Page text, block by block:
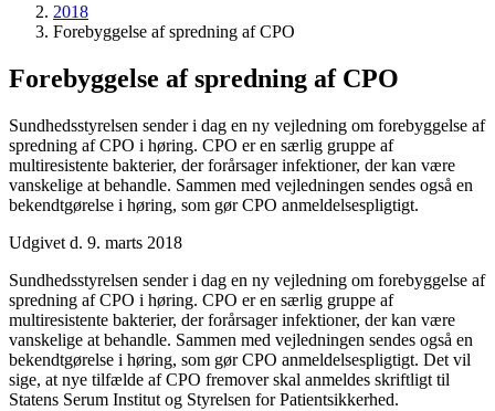
2018
Forebyggelse af spredning af CPO
Forebyggelse af spredning af CPO
Sundhedsstyrelsen sender i dag en ny vejledning om forebyggelse af
spredning af CPO i høring. CPO er en særlig gruppe af
multiresistente bakterier, der forårsager infektioner, der kan være
vanskelige at behandle. Sammen med vejledningen sendes også en
bekendtgørelse i høring, som gør CPO anmeldelsespligtigt.
Udgivet d. 9. marts 2018
Sundhedsstyrelsen sender i dag en ny vejledning om forebyggelse af
spredning af CPO i høring. CPO er en særlig gruppe af
multiresistente bakterier, der forårsager infektioner, der kan være
vanskelige at behandle. Sammen med vejledningen sendes også en
bekendtgørelse i høring, som gør CPO anmeldelsespligtigt. Det vil
sige, at nye tilfælde af CPO fremover skal anmeldes skriftligt til
Statens Serum Institut og Styrelsen for Patientsikkerhed.